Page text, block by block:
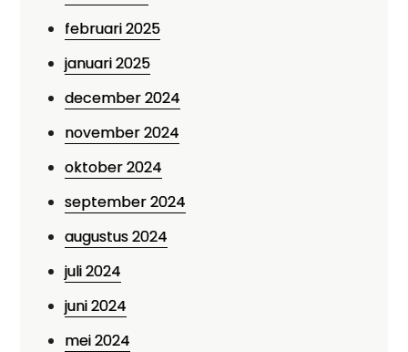
februari 2025
januari 2025
december 2024
november 2024
oktober 2024
september 2024
augustus 2024
juli 2024
juni 2024
mei 2024